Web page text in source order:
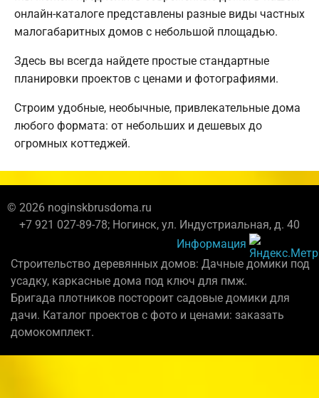
онлайн-каталоге представлены разные виды частных
малогабаритных домов с небольшой площадью.
Здесь вы всегда найдете простые стандартные
планировки проектов с ценами и фотографиями.
Строим удобные, необычные, привлекательные дома
любого формата: от небольших и дешевых до
огромных коттеджей.
© 2026 noginskbrusdoma.ru
+7 921 027-89-78; Ногинск, ул. Индустриальная, д. 40
Информация
Строительство деревянных домов: Дачные домики под
усадку, каркасные дома под ключ для пмж.
Бригада плотников постороит садовые домики для
дачи. Каталог проектов с фото и ценами: заказать
домокомплект.